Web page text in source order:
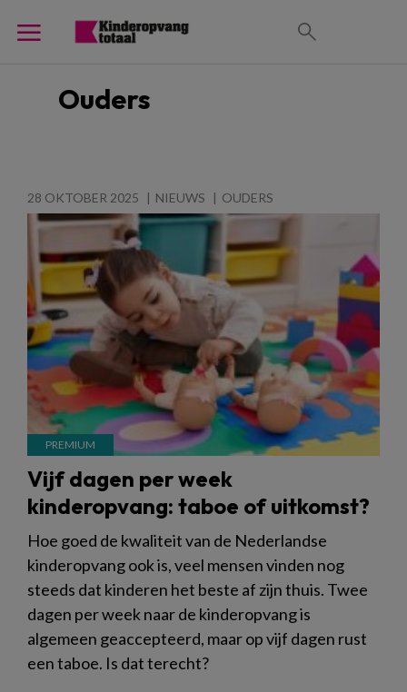
Ouders
28 OKTOBER 2025 NIEUWS OUDERS
Vijf dagen per week
kinderopvang: taboe of uitkomst?
Hoe goed de kwaliteit van de Nederlandse
kinderopvang ook is, veel mensen vinden nog
steeds dat kinderen het beste af zijn thuis. Twee
dagen per week naar de kinderopvang is
algemeen geaccepteerd, maar op vijf dagen rust
een taboe. Is dat terecht?